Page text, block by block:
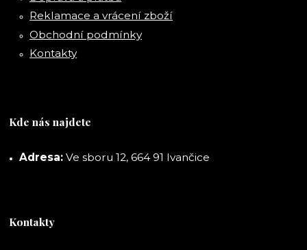
Reklamace a vrácení zboží
Obchodní podmínky
Kontakty
Kde nás najdete
Adresa: Ve sboru 12, 664 91 Ivančice
Kontakty